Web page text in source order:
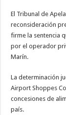
El Tribunal de
reconsideración
firme la sentencia
por el operador
Marín.
La determinación
Airport Shoppes
concesiones de
país.